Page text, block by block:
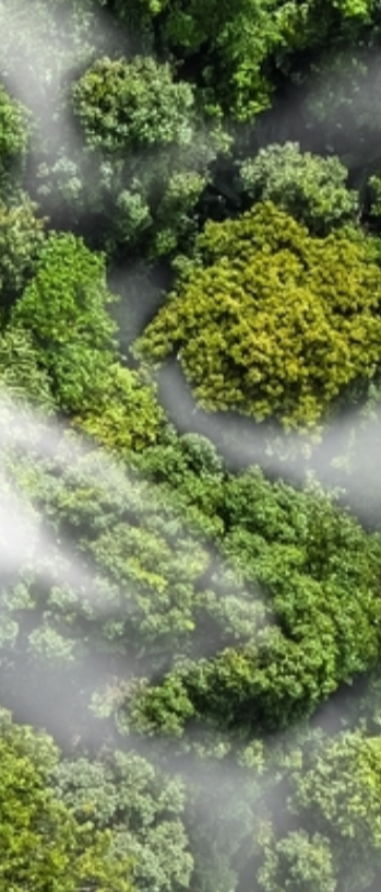
Elektromobilität
wirklich grüner Strom für Ihren
Fuhrpark